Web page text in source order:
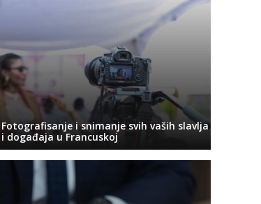
Fotografisanje i snimanje svih vaših slavlja
i događaja u Francuskoj